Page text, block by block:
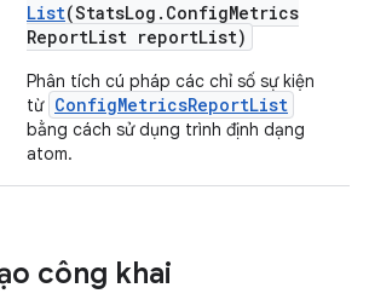
List(StatsLog . ConfigMetrics
ReportList reportList)
Phân tích cú pháp các chỉ số sự kiện
từ ConfigMetricsReportList
bằng cách sử dụng trình định dạng
atom.
công khai